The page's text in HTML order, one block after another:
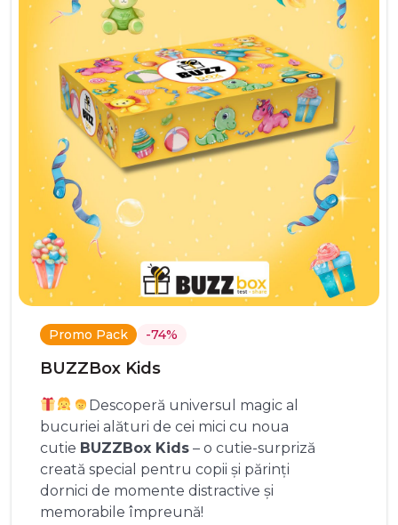
Promo Pack -74%
BUZZBox Kids
Descoperă universul magic al
bucuriei alături de cei mici cu noua
cutie BUZZBox Kids – o cutie-surpriză
creată special pentru copii și părinți
dornici de momente distractive și
memorabile împreună!